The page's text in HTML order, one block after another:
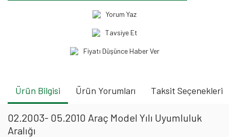
Yorum Yaz
Tavsiye Et
Fiyatı Düşünce Haber Ver
Ürün Bilgisi Ürün Yorumları Taksit Seçenekleri
02.2003- 05.2010 Araç Model Yılı Uyumluluk
Aralığı